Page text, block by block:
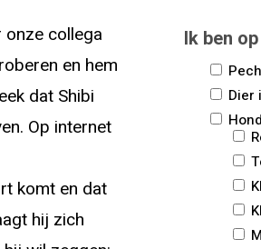
collega
en hem
dat Shibi
Op internet
komt en dat
hij zich
Ik ben
Dier